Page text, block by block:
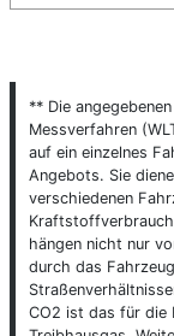
** Die
Messverfahren
auf ein einzelnes
Angebots. Sie
verschiedenen
Kraftstoffverbrauch
hängen nicht nur
durch das
CO2 ist das für die